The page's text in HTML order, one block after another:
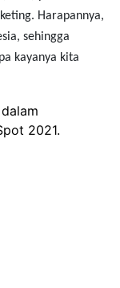
Harapannya,
sehingga
kayanya kita